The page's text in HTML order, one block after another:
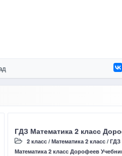
Н Б 2016 год Ответы
Т Н страница 116 – 117
ГДЗ Математика 2 класс
2 класс/ Математика 2 класс/ ГДЗ
Математика 2 класс Дорофеев